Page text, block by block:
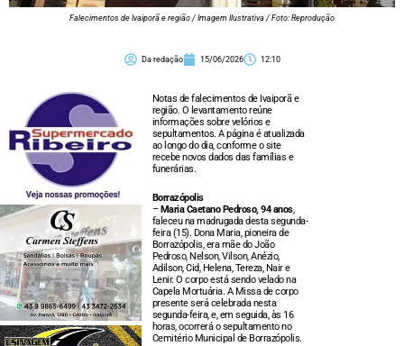
Falecimentos de Ivaiporã e região / Imagem Ilustrativa / Foto: Reprodução
Da redação 15/06/2026 12:10
Notas de falecimentos de Ivaiporã e
região. O levantamento reúne
informações sobre velórios e
sepultamentos. A página é atualizada
ao longo do dia, conforme o site
recebe novos dados das famílias e
funerárias.
Borrazópolis
– Maria Caetano Pedroso, 94 anos,
faleceu na madrugada desta segunda-
feira (15). Dona Maria, pioneira de
Borrazópolis, era mãe do João
Pedroso, Nelson, Vilson, Anézio,
Adilson, Cid, Helena, Tereza, Nair e
Lenir. O corpo está sendo velado na
Capela Mortuária. A Missa de corpo
presente será celebrada nesta
segunda-feira, e, em seguida, às 16
horas, ocorrerá o sepultamento no
Cemitério Municipal de Borrazópolis.